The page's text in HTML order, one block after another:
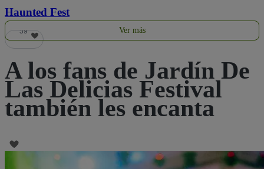
Haunted Fest
59 Ver más
A los fans de Jardín De
Las Delicias Festival
también les encanta